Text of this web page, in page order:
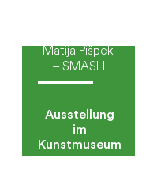
Matija Pišpek
– SMASH
Ausstellung
im
Kunstmuseum